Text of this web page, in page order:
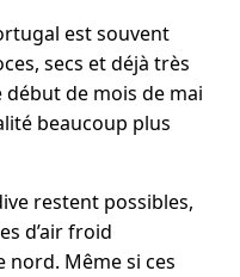
est souvent
secs et déjà très
début de mois de mai
beaucoup plus
restent possibles,
d’air froid
nord. Même si ces